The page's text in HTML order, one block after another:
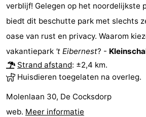
Sporten
-
Zwembaden
-
Fietsen
-
Wandelen
-
verblijf! Gelegen op het noordelijkste
biedt dit beschutte park met slechts
oase van rust en privacy. Waarom
vakantiepark 't Eibernest? -
Strand afstand: ±2,4 km.
Huisdieren toegelaten na overleg.
Molenlaan 30, De Cocksdorp
web. Meer informatie